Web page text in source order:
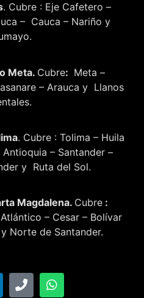
. Cubre : Eje Cafetero –
– Cauca – Nariño y
Meta. Cubre: Meta –
– Arauca y Llanos
. Cubre : Tolima – Huila
– Santander –
y Ruta del Sol.
Magdalena. Cubre :
– Cesar – Bolívar
Norte de Santander.